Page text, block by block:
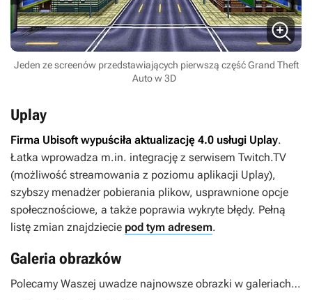
Jeden ze screenów przedstawiających pierwszą część Grand Theft
Auto w 3D
Uplay
Firma Ubisoft wypuściła aktualizację 4.0 usługi Uplay.
Łatka wprowadza m.in. integrację z serwisem Twitch.TV
(możliwość streamowania z poziomu aplikacji Uplay),
szybszy menadżer pobierania plikow, usprawnione opcje
społecznościowe, a także poprawia wykryte błędy. Pełną
listę zmian znajdziecie pod tym adresem.
Galeria obrazków
Polecamy Waszej uwadze najnowsze obrazki w galeriach…